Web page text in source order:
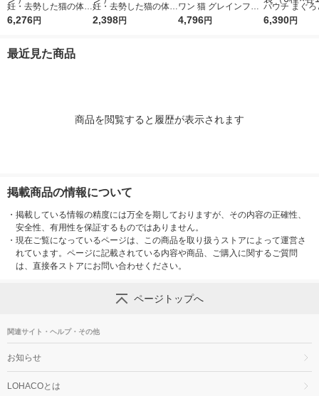
妊・去勢した猫の体重
ケア チキン 2kg 3袋
オシ）
6,276円
妊・去勢した猫の体重
ケア チキン 2kg 1袋
2,398円
ワン 猫 グレインフリ
ー チキン ＋ 白身魚 1.
4,796円
パウチ まぐろ
お かつお節
6,390円
最近見た商品
商品を閲覧すると履歴が表示されます
掲載商品の情報について
・ 掲載している情報の精度には万全を期しておりますが、その内容の正確性、
安全性、有用性を保証するものではありません。
・ 現在ご覧になっているページは、この商品を取り扱うストアによって運営さ
れています。ページに記載されている内容や商品、ご購入に関するご質問
は、直接各ストアにお問い合わせください。
ページトップへ
関連サイト・ヘルプ・その他
お知らせ
LOHACOとは